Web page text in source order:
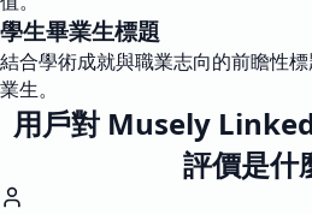
學生畢業生標題
結合學術成就與職業志向的前瞻性
業生。
用戶對 Musely
評價是什